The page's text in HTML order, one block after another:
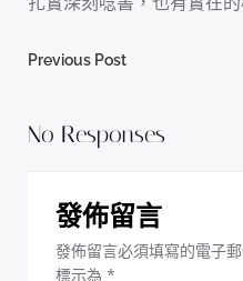
Post
navigation
Previous Post
No Responses
發佈留言
發佈留言必須填寫的電子
標示為 *